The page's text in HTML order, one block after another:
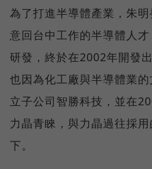
為了打進半導體產業，朱
意回台中工作的半導體人
研發，終於在2002年開發
也因為化工廠與半導體業
立子公司智勝科技，並在
力晶青睞，與力晶過往採
下。